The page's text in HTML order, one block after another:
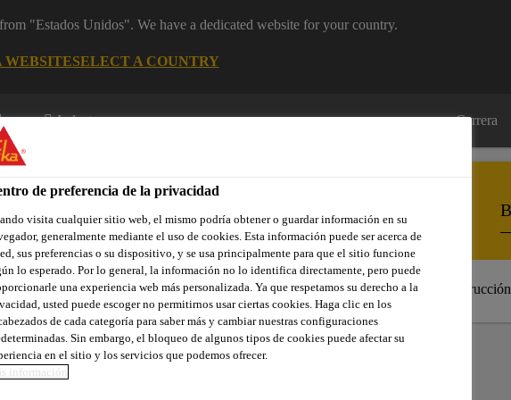
"Estados Unidos". We have a dedicated website for your country.
WEBSITESELECT A COUNTRY
Industry Carrera
de construcción
Destacadas Referencias Servicios Sobre Componentes de Construcción
de preferencia de la privacidad
visita cualquier sitio web, el mismo podría obtener o guardar información en su
generalmente mediante el uso de cookies. Esta información puede ser acerca de
sus preferencias o su dispositivo, y se usa principalmente para que el sitio funcione
lo esperado. Por lo general, la información no lo identifica directamente, pero puede
una experiencia web más personalizada. Ya que respetamos su derecho a la
usted puede escoger no permitirnos usar ciertas cookies. Haga clic en los
de cada categoría para saber más y cambiar nuestras configuraciones
Sin embargo, el bloqueo de algunos tipos de cookies puede afectar su
en el sitio y los servicios que podemos ofrecer.
información